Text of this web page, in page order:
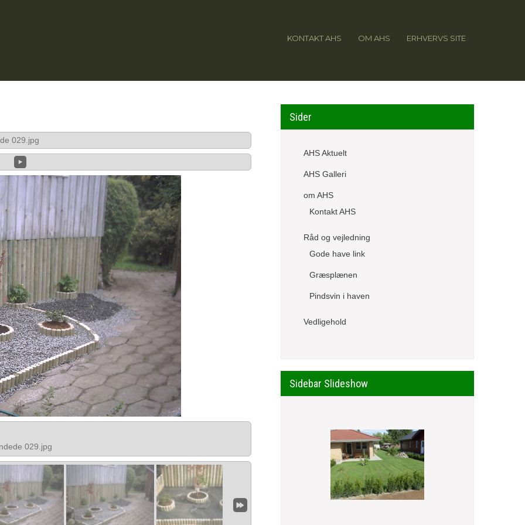
KONTAKT AHS OM AHS ERHVERVS SITE
029.jpg
029.jpg
Sider
AHS Aktuelt
AHS Galleri
om AHS
Kontakt AHS
Råd og vejledning
Gode have link
Græsplænen
Pindsvin i haven
Vedligehold
Sidebar Slideshow